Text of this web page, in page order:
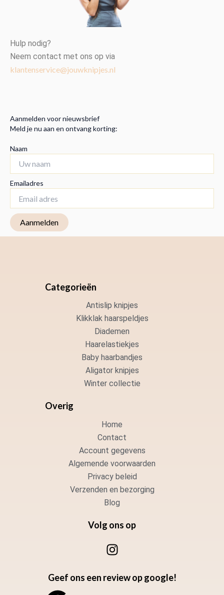
Hulp nodig?
Neem contact met ons op via
klantenservice@jouwknipjes.nl
Aanmelden voor nieuwsbrief
Meld je nu aan en ontvang korting:
Naam
Emailadres
Categorieën
Antislip knipjes
Klikklak haarspeldjes
Diademen
Haarelastiekjes
Baby haarbandjes
Aligator knipjes
Winter collectie
Overig
Home
Contact
Account gegevens
Algemende voorwaarden
Privacy beleid
Verzenden en bezorging
Blog
Volg ons op
I
n
t
Geef ons een review op google!